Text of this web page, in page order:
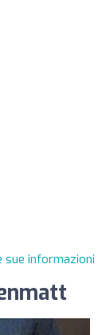
sue informazioni